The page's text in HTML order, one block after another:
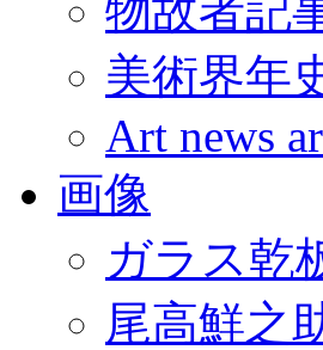
物故者記
美術界年
Art news
画像
ガラス乾
尾高鮮之